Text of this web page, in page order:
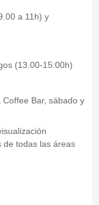
a 11h) y
(13.00-15:00h)
Bar, sábado y
de todas las áreas